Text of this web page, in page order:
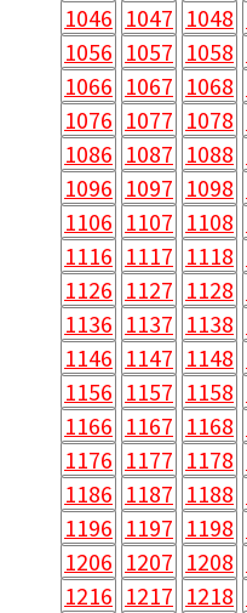
1046 1047 1048
1056 1057 1058
1066 1067 1068
1076 1077 1078
1086 1087 1088
1096 1097 1098
1106 1107 1108
1116 1117 1118
1126 1127 1128
1136 1137 1138
1146 1147 1148
1156 1157 1158
1166 1167 1168
1176 1177 1178
1186 1187 1188
1196 1197 1198
1206 1207 1208
1216 1217 1218